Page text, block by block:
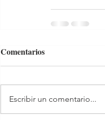
Comentarios
Escribir un comentario...